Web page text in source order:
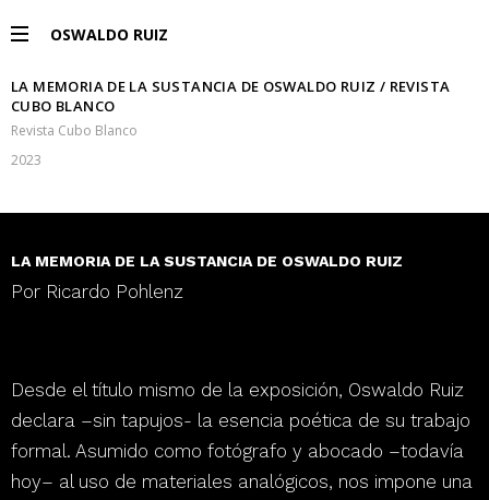
PROJECTS
EXHIBITIONS
PUBLICATIONS
OSWALDO RUIZ
LA MEMORIA DE LA SUSTANCIA DE OSWALDO RUIZ / REVISTA
CUBO BLANCO
Revista Cubo Blanco
2023
LA MEMORIA DE LA SUSTANCIA DE OSWALDO RUIZ
Por Ricardo Pohlenz
Desde el título mismo de la exposición, Oswaldo Ruiz
declara –sin tapujos- la esencia poética de su trabajo
formal. Asumido como fotógrafo y abocado –todavía
hoy– al uso de materiales analógicos, nos impone una